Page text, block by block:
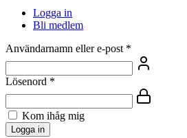
Logga in
Bli medlem
Användarnamn eller e-post *
Lösenord *
Kom ihåg mig
Logga in